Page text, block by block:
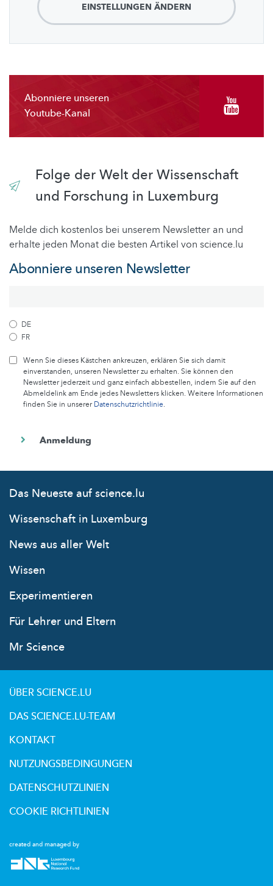
EINSTELLUNGEN ÄNDERN
Abonniere unseren
Youtube-Kanal
Folge der Welt der Wissenschaft
und Forschung in Luxemburg
Melde dich kostenlos bei unserem Newsletter an und
erhalte jeden Monat die besten Artikel von science.lu
Abonniere unseren Newsletter
DE
FR
Wenn Sie dieses Kästchen ankreuzen, erklären Sie sich damit
einverstanden, unseren Newsletter zu erhalten. Sie können den
Newsletter jederzeit und ganz einfach abbestellen, indem Sie auf den
Abmeldelink am Ende jedes Newsletters klicken. Weitere Informationen
finden Sie in unsererDatenschutzrichtlinie.
Das Neueste auf science.lu
Wissenschaft in Luxemburg
News aus aller Welt
Wissen
Experimentieren
Für Lehrer und Eltern
Mr Science
created and managed by
ÜBER SCIENCE.LU
DAS SCIENCE.LU-TEAM
KONTAKT
NUTZUNGSBEDINGUNGEN
DATENSCHUTZLINIEN
COOKIE RICHTLINIEN